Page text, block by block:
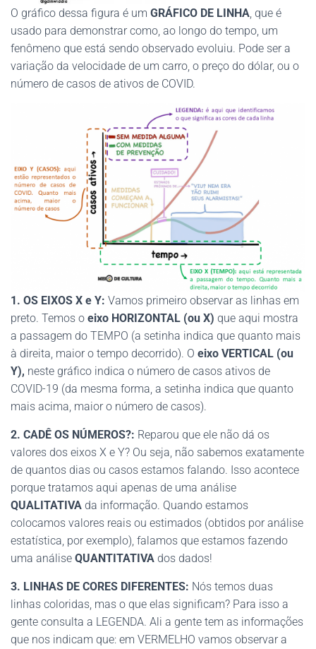
O gráfico dessa figura é um GRÁFICO DE LINHA, que é
usado para demonstrar como, ao longo do tempo, um
fenômeno que está sendo observado evoluiu. Pode ser a
variação da velocidade de um carro, o preço do dólar, ou o
número de casos de ativos de COVID.
1. OS EIXOS X e Y: Vamos primeiro observar as linhas em
preto. Temos o eixo HORIZONTAL (ou X) que aqui mostra
a passagem do TEMPO (a setinha indica que quanto mais
à direita, maior o tempo decorrido). O eixo VERTICAL (ou
Y), neste gráfico indica o número de casos ativos de
COVID-19 (da mesma forma, a setinha indica que quanto
mais acima, maior o número de casos).
2. CADÊ OS NÚMEROS?: Reparou que ele não dá os
valores dos eixos X e Y? Ou seja, não sabemos exatamente
de quantos dias ou casos estamos falando. Isso acontece
porque tratamos aqui apenas de uma análise
QUALITATIVA da informação. Quando estamos
colocamos valores reais ou estimados (obtidos por análise
estatística, por exemplo), falamos que estamos fazendo
uma análise QUANTITATIVA dos dados!
3. LINHAS DE CORES DIFERENTES: Nós temos duas
linhas coloridas, mas o que elas significam? Para isso a
gente consulta a LEGENDA. Ali a gente tem as informações
que nos indicam que: em VERMELHO vamos observar a